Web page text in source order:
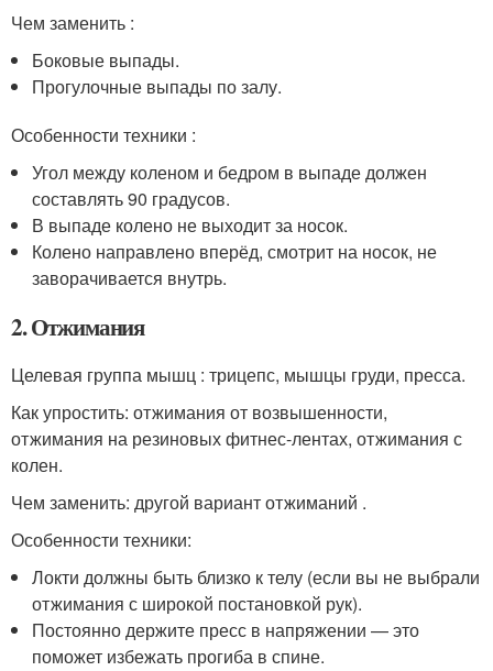
Чем заменить :
Боковые выпады.
Прогулочные выпады по залу.
Особенности техники :
Угол между коленом и бедром в выпаде должен
составлять 90 градусов.
В выпаде колено не выходит за носок.
Колено направлено вперёд, смотрит на носок, не
заворачивается внутрь.
2. Отжимания
Целевая группа мышц : трицепс, мышцы груди, пресса.
Как упростить: отжимания от возвышенности,
отжимания на резиновых фитнес-лентах, отжимания с
колен.
Чем заменить: другой вариант отжиманий .
Особенности техники:
Локти должны быть близко к телу (если вы не выбрали
отжимания с широкой постановкой рук).
Постоянно держите пресс в напряжении — это
поможет избежать прогиба в спине.